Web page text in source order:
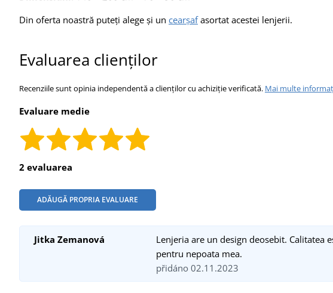
Din oferta noastră puteți alege și un cearșafasortat acestei lenjerii.
Evaluarea clienților
Recenziile sunt opinia independentă a clienților cu achiziție verificată. Mai multe
Evaluare medie
2 evaluarea
ADĂUGĂ PROPRIA EVALUARE
Jitka Zemanová
Lenjeria are un design deosebit. Calitatea
pentru nepoata mea.
přidáno 02.11.2023